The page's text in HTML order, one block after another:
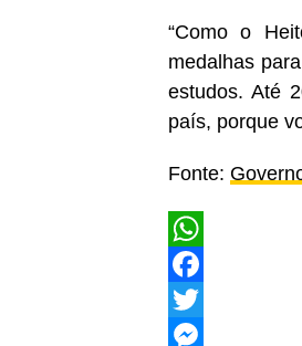
“Como o
medalhas
estudos. Até
país, porque
Fonte:
WhatsApp
Facebook
Twitter